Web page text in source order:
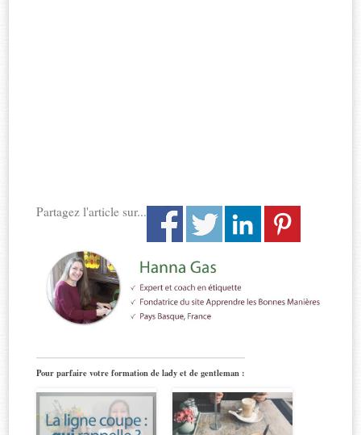
Partagez l'article sur...
Pour parfaire votre formation de lady et de gentleman :